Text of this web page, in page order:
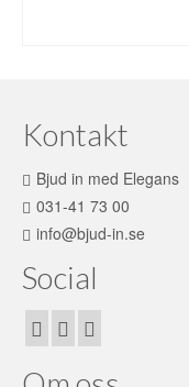
Kontakt
Bjud in med Elegans
031-41 73 00
info@bjud-in.se
Social